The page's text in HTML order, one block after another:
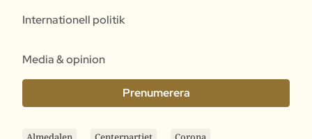
Internationell politik
Media & opinion
Prenumerera